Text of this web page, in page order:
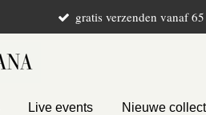
gratis verzenden vanaf
Live events Nieuwe